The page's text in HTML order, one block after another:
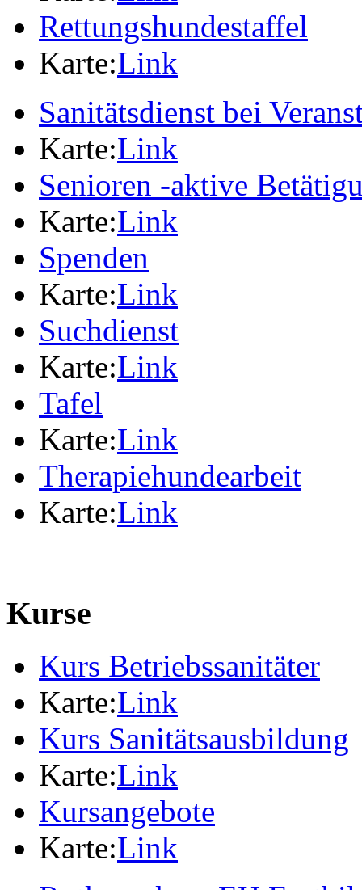
Rettungshundestaffel
Karte:Link
Sanitätsdienst bei
Karte:Link
Senioren -aktive
Karte:Link
Spenden
Karte:Link
Suchdienst
Karte:Link
Tafel
Karte:Link
Therapiehundearbeit
Karte:Link
Kurse
Kurs Betriebssanitäter
Karte:Link
Kurs Sanitätsausbildung
Karte:Link
Kursangebote
Karte:Link